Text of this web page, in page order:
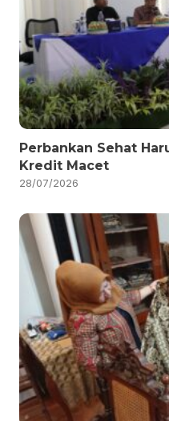
Perbankan Sehat
Kredit Macet
28/07/2026